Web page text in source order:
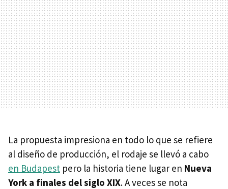
La propuesta impresiona en todo lo que se refiere
al diseño de producción, el rodaje se llevó a cabo
en Budapest pero la historia tiene lugar en Nueva
York a finales del siglo XIX. A veces se nota